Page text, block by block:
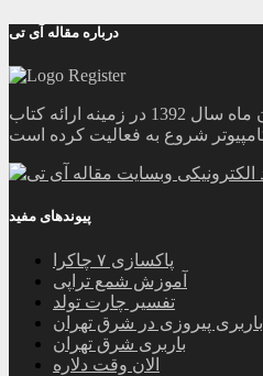
درباره مقاله آی تی
وبسایت مقاله آی تی از آبان ماه سال 1392 در زمینه ارائه کتاب
پیوندهای مفید
پاکسازی ۷ چاکرا
آموزش شمع تراپی
تفسیر چارت تولد
باربری پیروزی در شرق تهران
باربری شرق تهران
الان وقت دلاره